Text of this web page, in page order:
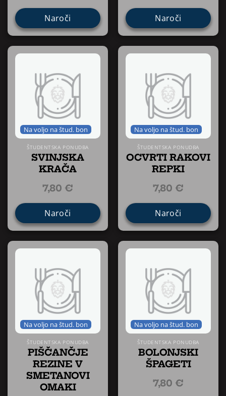
Naroči Naroči
Na voljo na štud. bon
ŠTUDENTSKA PONUDBA
SVINJSKA
KRAČA
7,80 €
Naroči
Na voljo na štud. bon
ŠTUDENTSKA PONUDBA
OCVRTI RAKOVI
REPKI
7,80 €
Naroči
Na voljo na štud. bon
ŠTUDENTSKA PONUDBA
PIŠČANČJE
REZINE V
SMETANOVI
OMAKI
Na voljo na štud. bon
ŠTUDENTSKA PONUDBA
BOLONJSKI
ŠPAGETI
7,80 €